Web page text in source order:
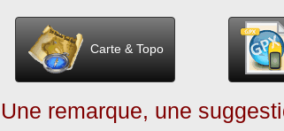
Carte & Topo
Une remarque, une